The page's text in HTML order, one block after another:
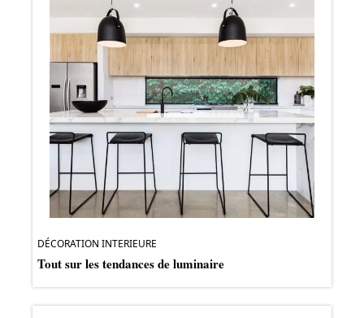
DÉCORATION INTERIEURE
Tout sur les tendances de luminaire